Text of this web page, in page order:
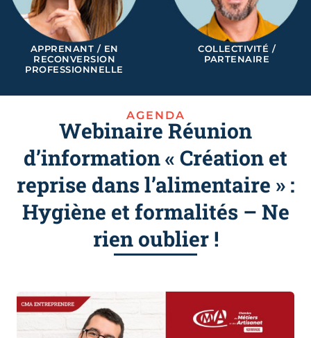
APPRENANT / EN
RECONVERSION
PROFESSIONNELLE
COLLECTIVITÉ /
PARTENAIRE
AGENDA
Webinaire Réunion
d’information « Création et
reprise dans l’alimentaire » :
Hygiène et formalités – Ne
rien oublier !